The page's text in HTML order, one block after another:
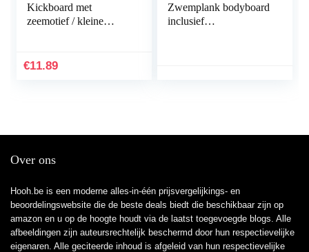
Kickboard met
zeemotief / kleine
1 dolfijn
€11.89
Zwemplank bodyboard
inclusief
Over ons
Hooh.be is een moderne alles-in-één prijsvergelijkings- en
beoordelingswebsite die de beste deals biedt die beschikbaar zijn op
amazon en u op de hoogte houdt via de laatst toegevoegde blogs. Alle
afbeeldingen zijn auteursrechtelijk beschermd door hun respectievelijke
eigenaren. Alle geciteerde inhoud is afgeleid van hun respectievelijke